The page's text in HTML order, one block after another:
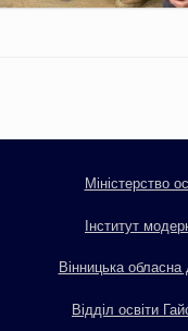
Міністерство
Інститут
Вінницька обласна
Відділ освіти